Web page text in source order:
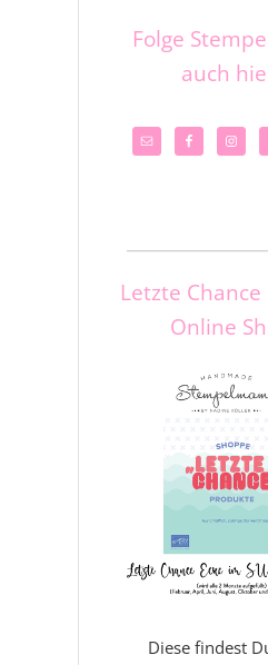
Folge
auch
Letzte Chance
Online
Diese findest